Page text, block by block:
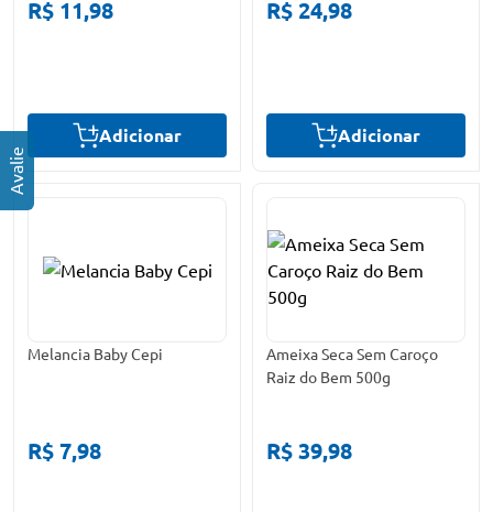
R$ 11,98
Adicionar
R$ 24,98
Adicionar
Melancia Baby Cepi
R$ 7,98
Ameixa Seca Sem Caroço
Raiz do Bem 500g
R$ 39,98